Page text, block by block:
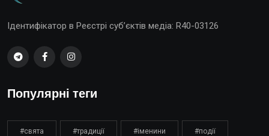
Ідентифікатор в Реєстрі суб’єктів медіа: R40-03126
Популярні теги
#свята #традиції #іменини #події